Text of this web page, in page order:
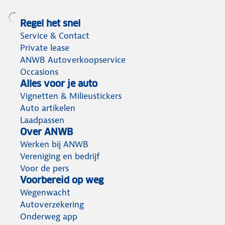
Regel het snel
Service & Contact
Private lease
ANWB Autoverkoopservice
Occasions
Alles voor je auto
Vignetten & Milieustickers
Auto artikelen
Laadpassen
Over ANWB
Werken bij ANWB
Vereniging en bedrijf
Voor de pers
Voorbereid op weg
Wegenwacht
Autoverzekering
Onderweg app